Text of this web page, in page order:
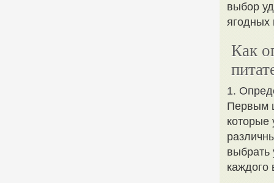
выбор
ягодных
Как
1.
Первым
которые
выбрать
каждого